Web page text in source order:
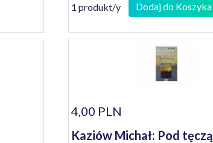
1 produkt/y Dodaj do Koszyka
4,00 PLN
Kaziów Michał: Pod tęczą